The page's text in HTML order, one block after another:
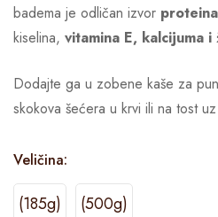
badema je odličan izvor proteina
kiselina, vitamina E, kalcijuma i
Dodajte ga u zobene kaše za
skokova šećera u krvi ili na tost
Veličina:
(185g) (500g)